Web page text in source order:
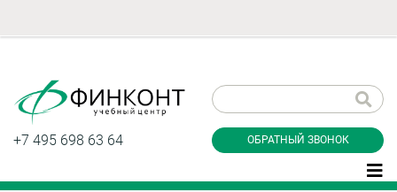
+7 495 698 63 64 ОБРАТНЫЙ ЗВОНОК
звонок